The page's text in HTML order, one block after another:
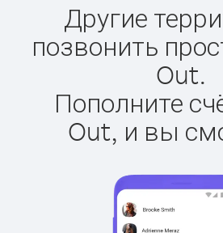
Другие
позвонить
Out.
Пополните
Out, и вы